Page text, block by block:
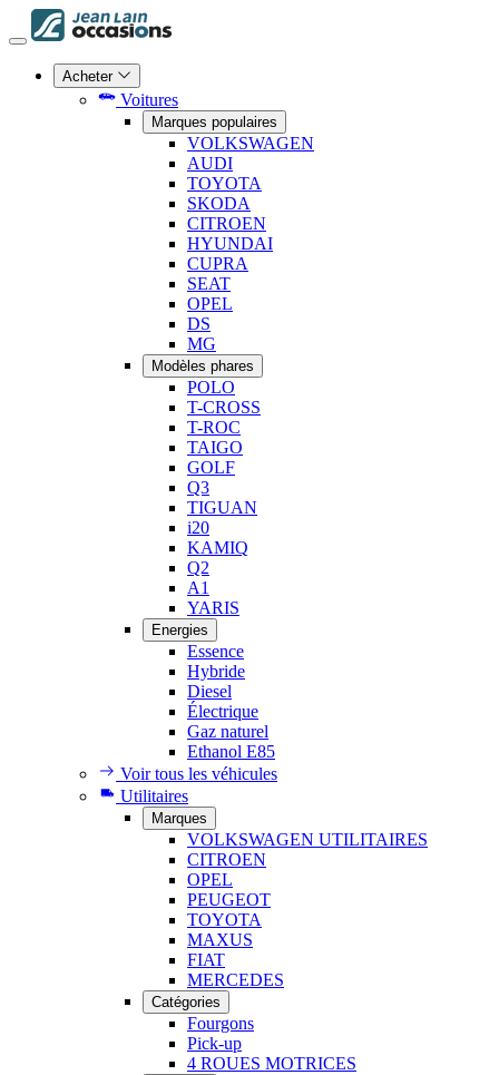
Acheter
Voitures
Marques populaires
VOLKSWAGEN
AUDI
TOYOTA
SKODA
CITROEN
HYUNDAI
CUPRA
SEAT
OPEL
DS
MG
Modèles phares
POLO
T-CROSS
T-ROC
TAIGO
GOLF
Q3
TIGUAN
i20
KAMIQ
Q2
A1
YARIS
Energies
Essence
Hybride
Diesel
Électrique
Gaz naturel
Ethanol E85
Voir tous les véhicules
Utilitaires
Marques
VOLKSWAGEN UTILITAIRES
CITROEN
OPEL
PEUGEOT
TOYOTA
MAXUS
FIAT
MERCEDES
Catégories
Fourgons
Pick-up
4 ROUES MOTRICES